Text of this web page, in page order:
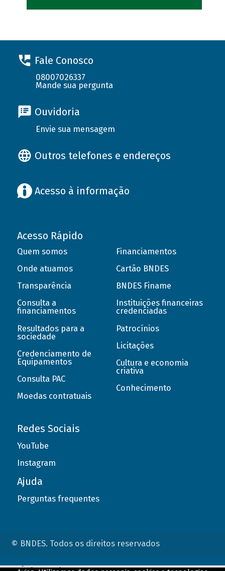
Fale Conosco
08007026337
Mande sua pergunta
Ouvidoria
Envie sua mensagem
Outros telefones e endereços
Acesso à informação
Acesso Rápido
Quem somos
Onde atuamos
Transparência
Consulta a
financiamentos
Resultados para a
sociedade
Credenciamento de
Equipamentos
Consulta PAC
Moedas contratuais
Financiamentos
Cartão BNDES
BNDES Finame
Instituições financeiras
credenciadas
Patrocínios
Licitações
Cultura e economia
criativa
Conhecimento
Redes Sociais
YouTube
Instagram
Ajuda
Perguntas frequentes
© BNDES. Todos os direitos reservados